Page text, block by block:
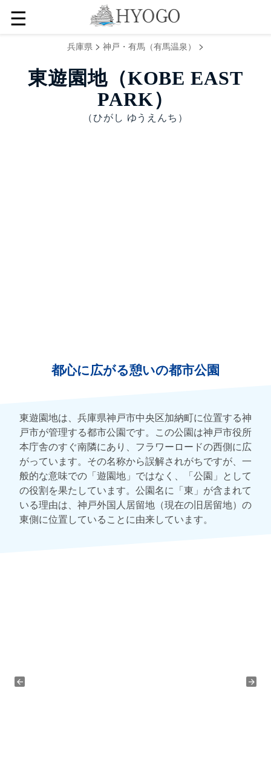
☰
兵庫県 > 神戸・有馬（有馬温泉） >
東遊園地（KOBE EAST
PARK）
（ひがし ゆうえんち）
都心に広がる憩いの都市公園
東遊園地は、兵庫県神戸市中央区加納町に位置する神
戸市が管理する都市公園です。この公園は神戸市役所
本庁舎のすぐ南隣にあり、フラワーロードの西側に広
がっています。その名称から誤解されがちですが、一
般的な意味での「遊園地」ではなく、「公園」として
の役割を果たしています。公園名に「東」が含まれて
いる理由は、神戸外国人居留地（現在の旧居留地）の
東側に位置していることに由来しています。